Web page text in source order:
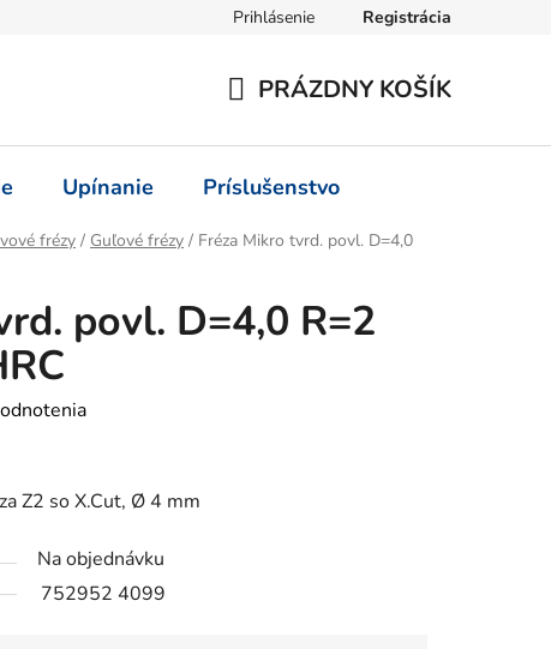
Prihlásenie Registrácia
KOŠÍK
PRÁZDNY KOŠÍK
Upínanie Príslušenstvo
frézy / Guľové frézy / Fréza Mikro tvrd. povl. D=4,0
povl. D=4,0 R=2
Z2 so X.Cut, Ø 4 mm
Na objednávku
752952 4099